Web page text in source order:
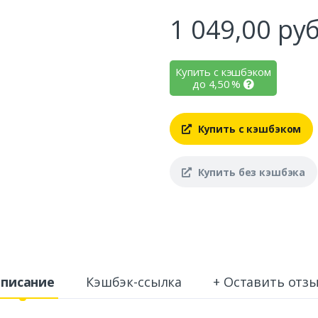
1 049,00
Купить с кэшбэком
до 4,50%
Купить с кэшбэком
Купить без кэшбэка
Кэшбэк-ссылка + Оставить